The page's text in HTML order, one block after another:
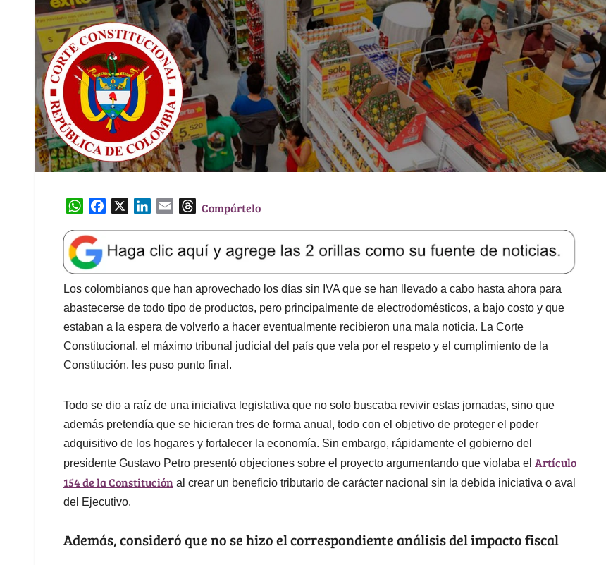
W
a
t
s
A
p
p
e
b
o
o
k
k
e
d
I
n
l
T
e
a
d
s
Compártelo
Los colombianos que han aprovechado los días sin IVA que se han llevado a cabo hasta ahora para
abastecerse de todo tipo de productos, pero principalmente de electrodomésticos, a bajo costo y que
estaban a la espera de volverlo a hacer eventualmente recibieron una mala noticia. La Corte
Constitucional, el máximo tribunal judicial del país que vela por el respeto y el cumplimiento de la
Constitución, les puso punto final.
Todo se dio a raíz de una iniciativa legislativa que no solo buscaba revivir estas jornadas, sino que
además pretendía que se hicieran tres de forma anual, todo con el objetivo de proteger el poder
adquisitivo de los hogares y fortalecer la economía. Sin embargo, rápidamente el gobierno del
presidente Gustavo Petro presentó objeciones sobre el proyecto argumentando que violaba el Artículo
154 de la Constitución al crear un beneficio tributario de carácter nacional sin la debida iniciativa o aval
del Ejecutivo.
Además, consideró que no se hizo el correspondiente análisis del impacto fiscal